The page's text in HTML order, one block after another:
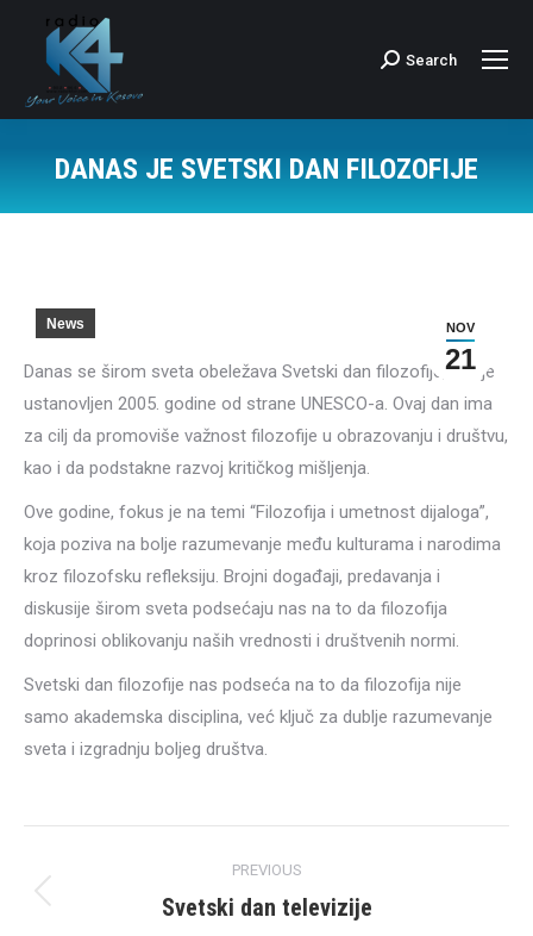
Search:
Search
DANAS JE SVETSKI DAN FILOZOFIJE
NOV
21
News
Danas se širom sveta obeležava Svetski dan filozofije, koji je
ustanovljen 2005. godine od strane UNESCO-a. Ovaj dan ima
za cilj da promoviše važnost filozofije u obrazovanju i društvu,
kao i da podstakne razvoj kritičkog mišljenja.
Ove godine, fokus je na temi “Filozofija i umetnost dijaloga”,
koja poziva na bolje razumevanje među kulturama i narodima
kroz filozofsku refleksiju. Brojni događaji, predavanja i
diskusije širom sveta podsećaju nas na to da filozofija
doprinosi oblikovanju naših vrednosti i društvenih normi.
Svetski dan filozofije nas podseća na to da filozofija nije
samo akademska disciplina, već ključ za dublje razumevanje
sveta i izgradnju boljeg društva.
navigation
PREVIOUS
Previous
Svetski dan televizije